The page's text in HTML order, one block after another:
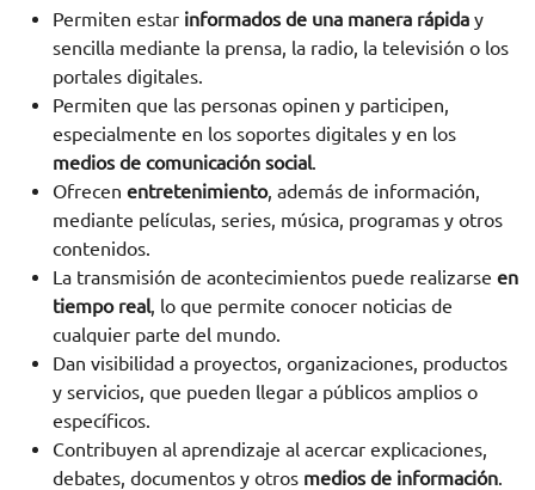
Permiten estar informados de una manera rápida y
sencilla mediante la prensa, la radio, la televisión o los
portales digitales.
Permiten que las personas opinen y participen,
especialmente en los soportes digitales y en los
medios de comunicación social.
Ofrecen entretenimiento, además de información,
mediante películas, series, música, programas y otros
contenidos.
La transmisión de acontecimientos puede realizarse en
tiempo real, lo que permite conocer noticias de
cualquier parte del mundo.
Dan visibilidad a proyectos, organizaciones, productos
y servicios, que pueden llegar a públicos amplios o
específicos.
Contribuyen al aprendizaje al acercar explicaciones,
debates, documentos y otros medios de información.